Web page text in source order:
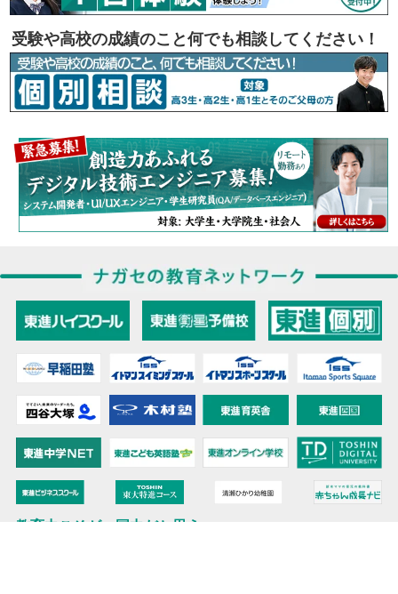
受験や高校の成績のこと何でも相談してください！
教育力こそが、国力だと思う。